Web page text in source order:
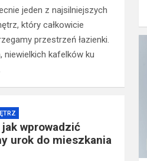
jeden z najsilniejszych
który całkowicie
przestrzeń łazienki.
niewielkich kafelków ku
wprowadzić
urok do mieszkania